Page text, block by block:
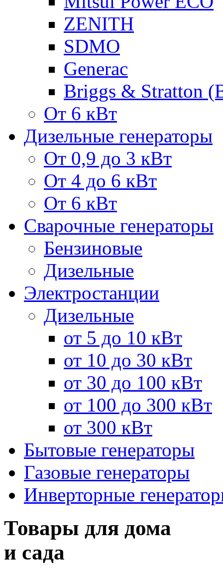
ZENITH
SDMO
Generac
Briggs & Stratton
От 6 кВт
Дизельные генераторы
От 0,9 до 3 кВт
От 4 до 6 кВт
От 6 кВт
Сварочные генераторы
Бензиновые
Дизельные
Электростанции
Дизельные
от 5 до 10 кВт
от 10 до 30 кВт
от 30 до 100 кВт
от 100 до 300 кВт
от 300 кВт
Бытовые генераторы
Газовые генераторы
Инверторные
Товары для дома
и сада